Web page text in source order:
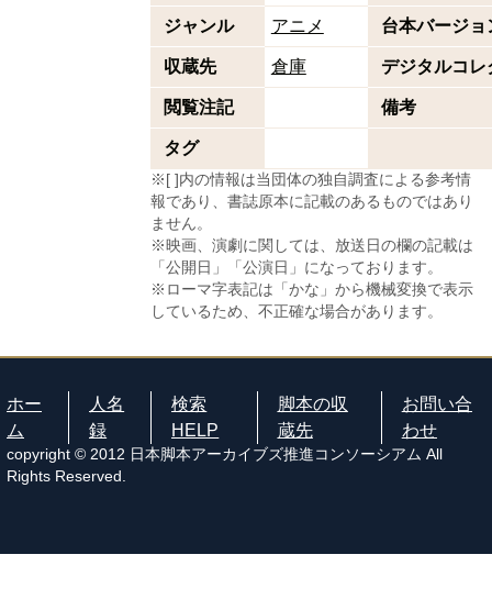
ジャンル アニメ 台本バージョ
収蔵先 倉庫 デジタルコレ
閲覧注記 備考
タグ
※[ ]内の情報は当団体の独自調査による参考情
報であり、書誌原本に記載のあるものではあり
ません。
※映画、演劇に関しては、放送日の欄の記載は
「公開日」「公演日」になっております。
※ローマ字表記は「かな」から機械変換で表示
しているため、不正確な場合があります。
ホー
ム
人名
録
検索
HELP
脚本の収
蔵先
お問い合
わせ
copyright © 2012 日本脚本アーカイブズ推進コンソーシアム All
Rights Reserved.